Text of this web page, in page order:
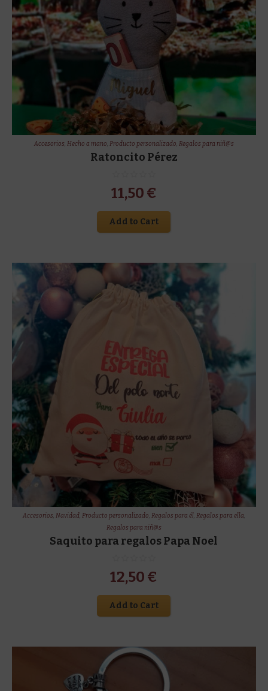
Accesorios, Hecho a mano, Producto personalizado, Regalos para niñ@s
Ratoncito Pérez
11,50 €
Add to Cart
Accesorios, Navidad, Producto personalizado, Regalos para él, Regalos para ella,
Regalos para niñ@s
Saquito para regalos Papa Noel
12,50 €
Add to Cart